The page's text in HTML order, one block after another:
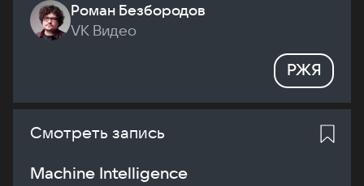
Роман Безбородов
VK Видео
РЖЯ
Смотреть запись
Machine Intelligence